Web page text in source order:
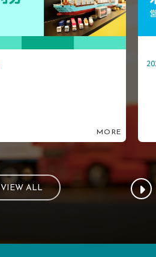
MORE
VIEW ALL